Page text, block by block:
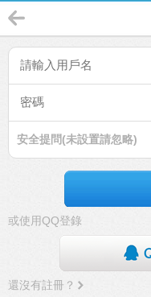
安全提問(未設置請忽略)
或使用QQ登錄
還沒有註冊？